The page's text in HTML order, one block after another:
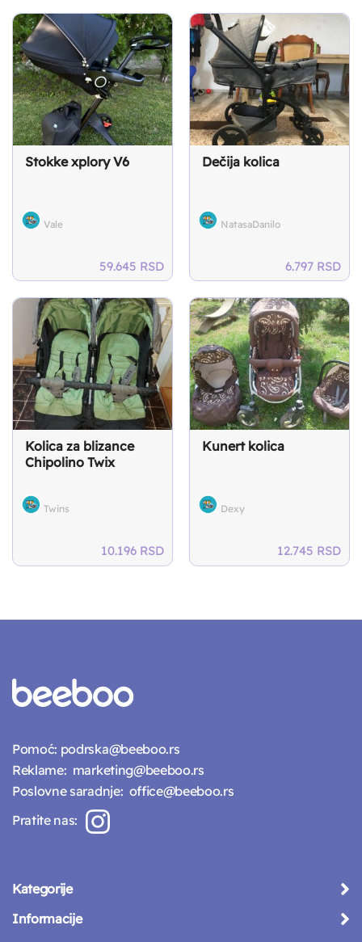
Stokke xplory V6
Vale
59.645 RSD
Dečija kolica
NatasaDanilo
6.797 RSD
Kolica za blizance
Chipolino Twix
Twins
10.196 RSD
Kunert kolica
Dexy
12.745 RSD
Pomoć: podrska@beeboo.rs
Reklame: marketing@beeboo.rs
Poslovne saradnje: office@beeboo.rs
Pratite nas:
Kategorije
Informacije